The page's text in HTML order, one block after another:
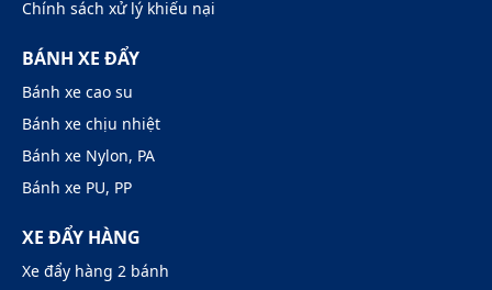
Chính sách xử lý khiếu nại
BÁNH XE ĐẨY
Bánh xe cao su
Bánh xe chịu nhiệt
Bánh xe Nylon, PA
Bánh xe PU, PP
XE ĐẨY HÀNG
Xe đẩy hàng 2 bánh